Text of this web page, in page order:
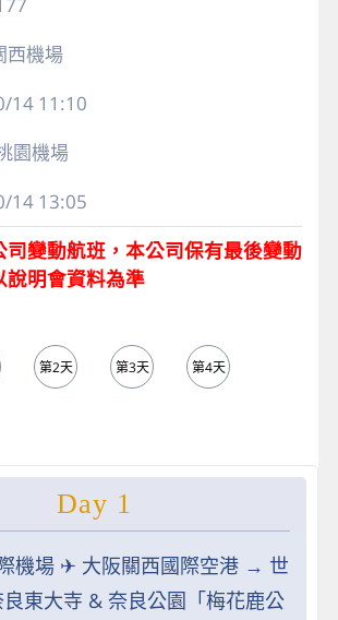
西機場
1411:10
園機場
1413:05
變動航班，本公司保有最後變動
說明會資料為準
第2天 第3天 第4天
Day 1
機場 ✈︎ 大阪關西國際空港 → 世
東大寺 & 奈良公園「梅花鹿公